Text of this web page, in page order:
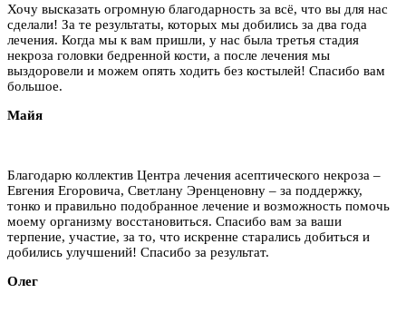
Хочу высказать огромную благодарность за всё, что вы для нас
сделали! За те результаты, которых мы добились за два года
лечения. Когда мы к вам пришли, у нас была третья стадия
некроза головки бедренной кости, а после лечения мы
выздоровели и можем опять ходить без костылей! Спасибо вам
большое.
Майя
Благодарю коллектив Центра лечения асептического некроза –
Евгения Егоровича, Светлану Эренценовну – за поддержку,
тонко и правильно подобранное лечение и возможность помочь
моему организму восстановиться. Спасибо вам за ваши
терпение, участие, за то, что искренне старались добиться и
добились улучшений! Спасибо за результат.
Олег